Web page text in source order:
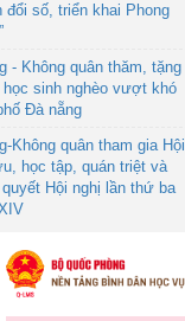
đổi số, triển khai Phong
- Không quân thăm, tặng
sinh nghèo vượt khó
Đà nẵng
Không quân tham gia Hội
học tập, quán triệt và
Hội nghị lần thứ ba